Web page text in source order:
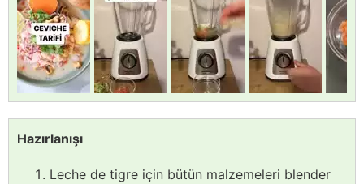
Hazırlanışı
Leche de tigre için bütün malzemeleri blender